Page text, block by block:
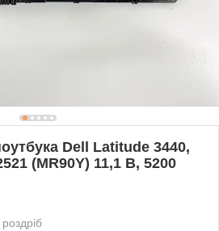
Dell Latitude 3440,
(MR90Y) 11,1 В, 5200